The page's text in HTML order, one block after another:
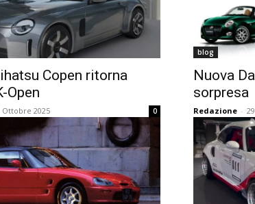
Copen ritorna
Open
Ottobre 2025 0
blog
Nuova
sorpresa
Redazione -